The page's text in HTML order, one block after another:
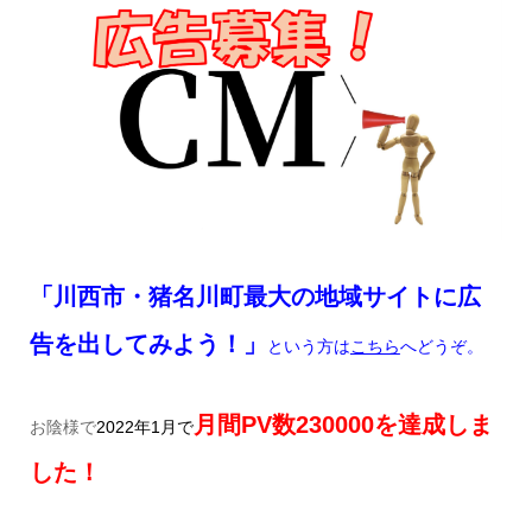
「川西市・猪名川町最大の地域サイトに広
告を出してみよう！」
という方はこちらへどうぞ。
お陰様で2022年1月で月間PV数230000を達成しま
した！